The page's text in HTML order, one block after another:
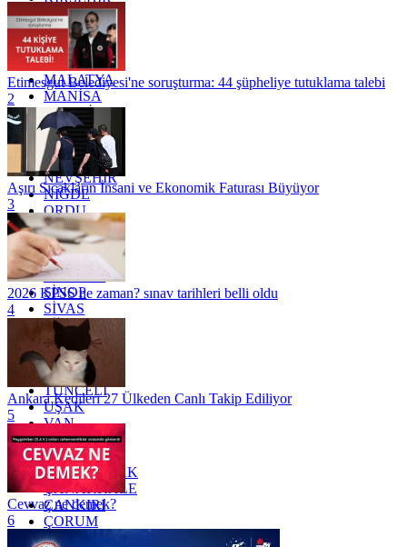
KOCAELİ
KONYA
KÜTAHYA
KİLİS
MALATYA
MANİSA
MARDİN
MERSİN
MUĞLA
MUŞ
NEVŞEHİR
NİĞDE
ORDU
OSMANİYE
RİZE
SAKARYA
SAMSUN
SİNOP
SİVAS
SİİRT
TEKİRDAĞ
TOKAT
TRABZON
TUNCELİ
UŞAK
VAN
YALOVA
YOZGAT
ZONGULDAK
ÇANAKKALE
ÇANKIRI
ÇORUM
İSTANBUL
Etimesgut Belediyesi'ne soruşturma: 44 şüpheliye tutuklama talebi
2
Aşırı Sıcakların İnsani ve Ekonomik Faturası Büyüyor
3
2026 KPSS ne zaman? sınav tarihleri belli oldu
4
Ankara Kedileri 27 Ülkeden Canlı Takip Ediliyor
5
Cevvaz ne demek?
6